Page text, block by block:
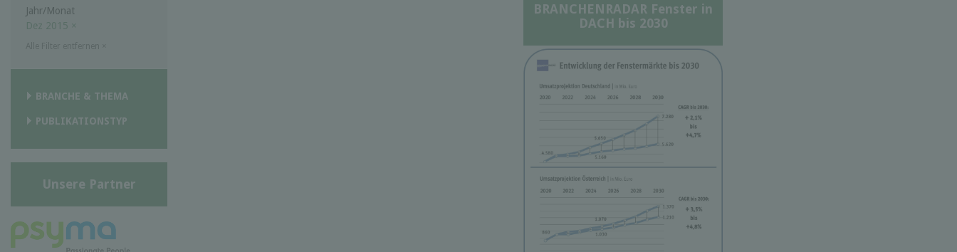
Jahr/Monat
Dez 2015 ×
BRANCHE & THEMA
PUBLIKATIONSTYP
Unsere Partner
BRANCHENRADAR Fenster in
DACH bis 2030